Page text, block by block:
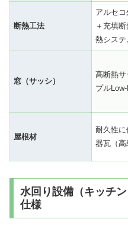
断熱工法
アルセ
＋充填
熱システ
窓（サッシ）
高断熱サ
プル
屋根材
耐久性
器瓦（高
水回り設備（キッチ
仕様